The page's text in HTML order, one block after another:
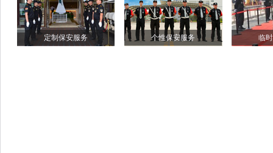
定制保安服务 个性保安服务 临